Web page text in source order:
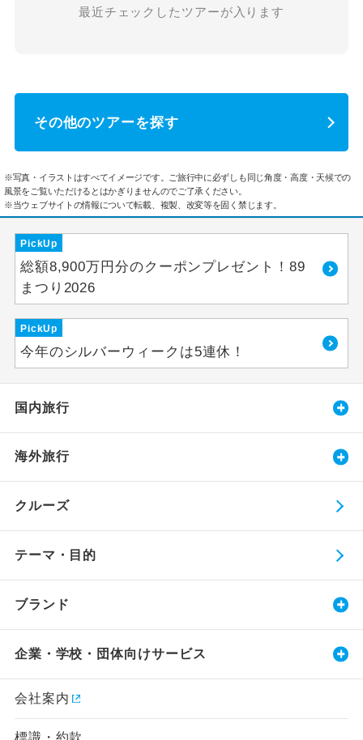
最近チェックしたツアーが入ります
その他のツアーを探す
※写真・イラストはすべてイメージです。ご旅行中に必ずしも同じ角度・高度・天候での
風景をご覧いただけるとはかぎりませんのでご了承ください。
※当ウェブサイトの情報について転載、複製、改変等を固く禁じます。
PickUp
総額8,900万円分のクーポンプレゼント！89
まつり2026
PickUp
今年のシルバーウィークは5連休！
国内旅行
海外旅行
クルーズ
テーマ・目的
ブランド
企業・学校・団体向けサービス
会社案内